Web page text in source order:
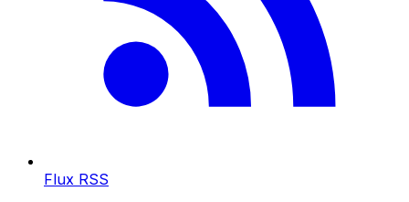
Flux RSS